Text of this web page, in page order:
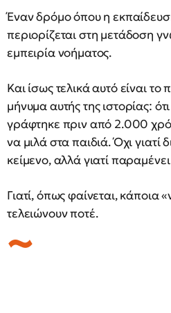
Έναν δρόμο όπου η
περιορίζεται στη μετάδοση
εμπειρία νοήματος.
Και ίσως τελικά αυτό είναι το
μήνυμα αυτής της ιστορίας:
γράφτηκε πριν από 2.000
να μιλά στα παιδιά. Όχι γιατί
κείμενο, αλλά γιατί
Γιατί, όπως φαίνεται, κάποια
τελειώνουν ποτέ.